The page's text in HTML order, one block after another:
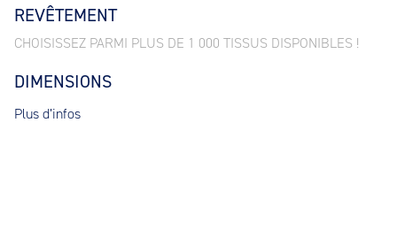
REVÊTEMENT
CHOISISSEZ PARMI PLUS DE 1 000 TISSUS DISPONIBLES !
DIMENSIONS
Plus d’infos